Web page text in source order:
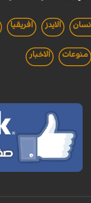
الايدز افريقيا
منوعات الاخبار